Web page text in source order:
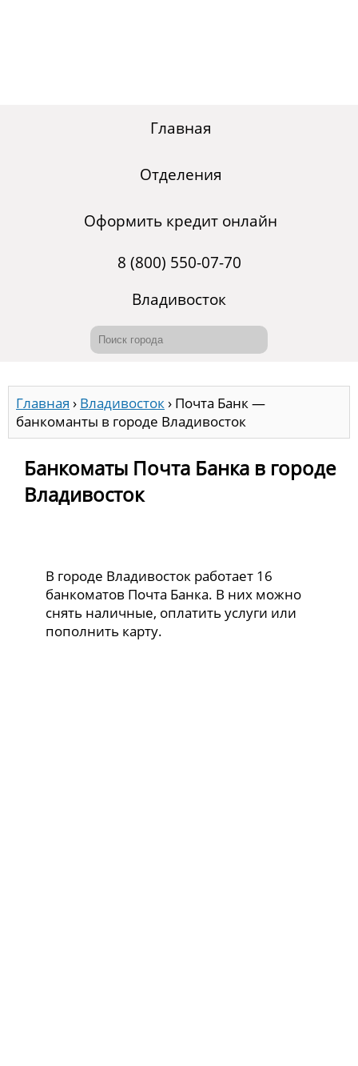
Главная
Отделения
Оформить кредит онлайн
8 (800) 550-07-70
Владивосток
Главная › Владивосток› Почта Банк —
банкоманты в городе Владивосток
Банкоматы Почта Банка в городе
Владивосток
В городе Владивосток работает 16
банкоматов Почта Банка. В них можно
снять наличные, оплатить услуги или
пополнить карту.